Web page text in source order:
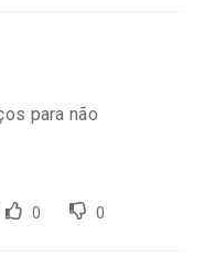
para não
0 0